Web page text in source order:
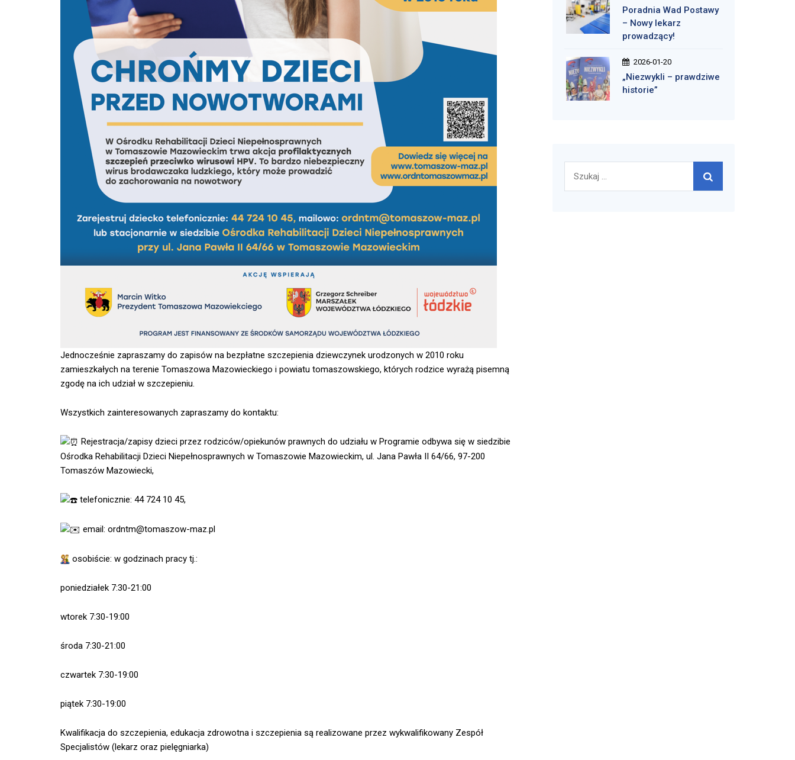
Jednocześnie zapraszamy do zapisów na bezpłatne szczepienia dziewczynek urodzonych w 2010 roku
zamieszkałych na terenie Tomaszowa Mazowieckiego i powiatu tomaszowskiego, których rodzice wyrażą pisemną
zgodę na ich udział w szczepieniu.
Wszystkich zainteresowanych zapraszamy do kontaktu:
Rejestracja/zapisy dzieci przez rodziców/opiekunów prawnych do udziału w Programie odbywa się w siedzibie
Ośrodka Rehabilitacji Dzieci Niepełnosprawnych w Tomaszowie Mazowieckim, ul. Jana Pawła II 64/66, 97-200
Tomaszów Mazowiecki,
telefonicznie: 44 724 10 45,
email: ordntm@tomaszow-maz.pl
osobiście: w godzinach pracy tj.:
poniedziałek 7:30-21:00
wtorek 7:30-19:00
środa 7:30-21:00
czwartek 7:30-19:00
piątek 7:30-19:00
Kwalifikacja do szczepienia, edukacja zdrowotna i szczepienia są realizowane przez wykwalifikowany Zespół
Specjalistów (lekarz oraz pielęgniarka)
Poradnia Wad Postawy
– Nowy lekarz
prowadzący!
2026-01-20
„Niezwykli – prawdziwe
historie”